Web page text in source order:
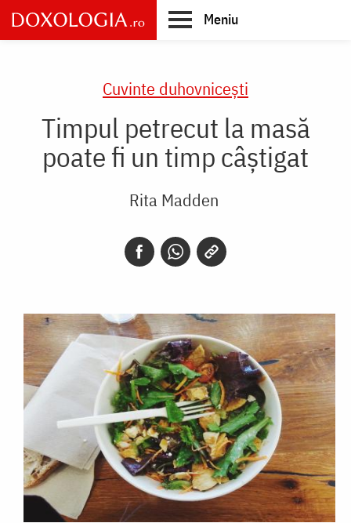
Skip
to
main
Meniu
Cuvinte duhovnicești
Timpul petrecut la masă
poate fi un timp câștigat
Rita Madden